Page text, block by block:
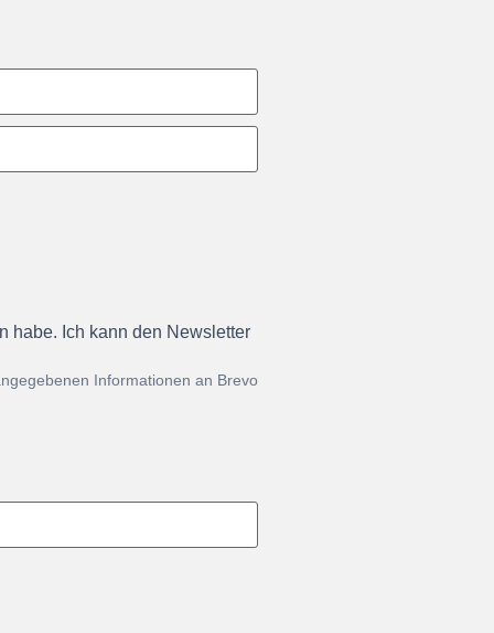
habe. Ich kann den Newsletter
Informationen an Brevo